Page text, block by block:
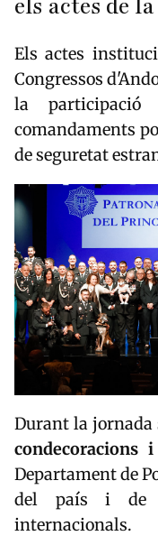
els actes de
Els actes
Congressos
la participació
comandaments
de seguretat
Durant la
condecoracions
Departament de
del país i de
internacionals.